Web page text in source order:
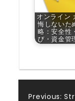
オンライン
悔しないた
略：安全性
び・資金管
Previous: